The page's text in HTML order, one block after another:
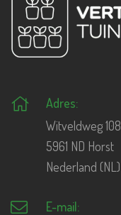
Adres:
Witveldweg 108
5961 ND Horst
Nederland (NL)
E-mail: